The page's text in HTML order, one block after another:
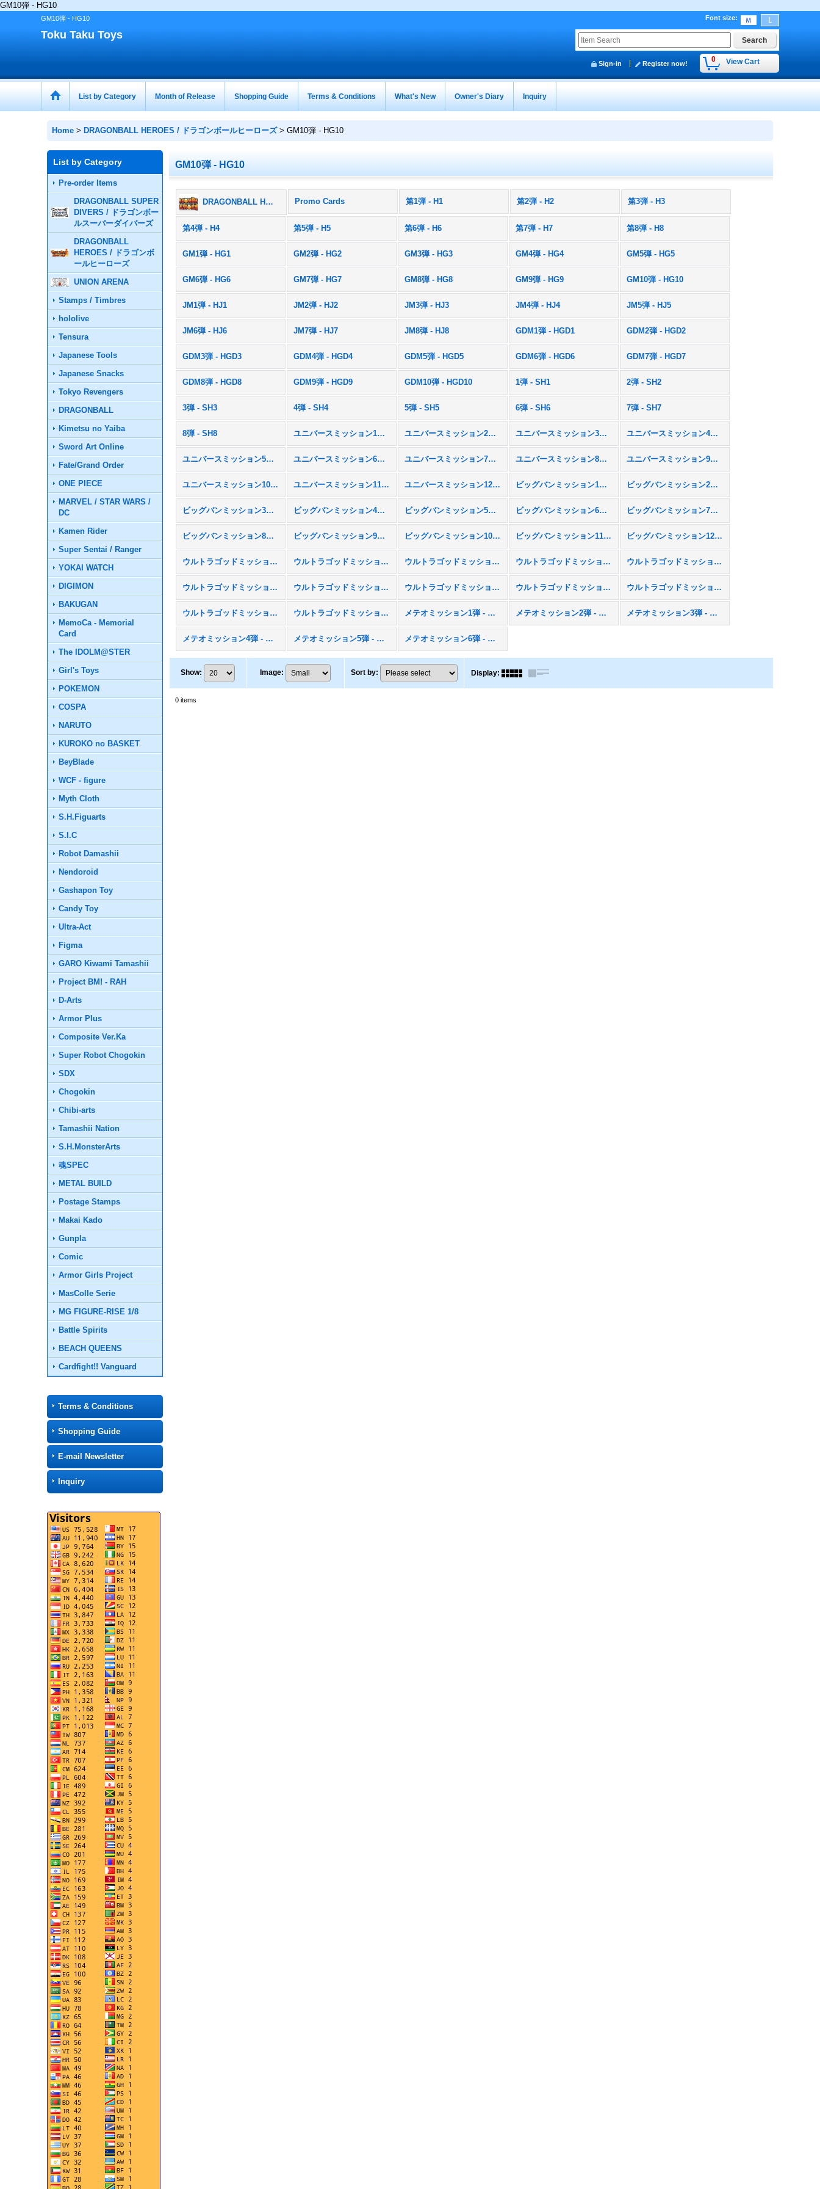
GM10弾 - HG10
GM10弾 - HG10 Font size:
Toku Taku Toys
0 View Cart
Sign-in Register now!
List by Category Month of Release Shopping Guide Terms & Conditions What's New Owner's Diary Inquiry
Home > DRAGONBALL HEROES / ドラゴンボールヒーローズ > GM10弾 - HG10
List by Category
Pre-order Items
DRAGONBALL SUPER
DIVERS / ドラゴンボー
ルスーパーダイバーズ
DRAGONBALL
HEROES / ドラゴンボ
ールヒーローズ
UNION ARENA
Stamps / Timbres
hololive
Tensura
Japanese Tools
Japanese Snacks
Tokyo Revengers
DRAGONBALL
Kimetsu no Yaiba
Sword Art Online
Fate/Grand Order
ONE PIECE
MARVEL / STAR WARS /
DC
Kamen Rider
Super Sentai / Ranger
YOKAI WATCH
DIGIMON
BAKUGAN
MemoCa - Memorial
Card
The IDOLM@STER
Girl's Toys
POKEMON
COSPA
NARUTO
KUROKO no BASKET
BeyBlade
WCF - figure
Myth Cloth
S.H.Figuarts
S.I.C
Robot Damashii
Nendoroid
Gashapon Toy
Candy Toy
Ultra-Act
Figma
GARO Kiwami Tamashii
Project BM! - RAH
D-Arts
Armor Plus
Composite Ver.Ka
Super Robot Chogokin
SDX
Chogokin
Chibi-arts
Tamashii Nation
S.H.MonsterArts
魂SPEC
METAL BUILD
Postage Stamps
Makai Kado
Gunpla
Comic
Armor Girls Project
MasColle Serie
MG FIGURE-RISE 1/8
Battle Spirits
BEACH QUEENS
Cardfight!! Vanguard
Terms & Conditions
Shopping Guide
E-mail Newsletter
Inquiry
GM10弾 - HG10
DRAGONBALL HEROES / ドラゴンボールヒーローズ (All Products) Promo Cards 第1弾 - H1 第2弾 - H2 第3弾 - H3
第4弾 - H4 第5弾 - H5 第6弾 - H6 第7弾 - H7 第8弾 - H8
GM1弾 - HG1 GM2弾 - HG2 GM3弾 - HG3 GM4弾 - HG4 GM5弾 - HG5
GM6弾 - HG6 GM7弾 - HG7 GM8弾 - HG8 GM9弾 - HG9 GM10弾 - HG10
JM1弾 - HJ1 JM2弾 - HJ2 JM3弾 - HJ3 JM4弾 - HJ4 JM5弾 - HJ5
JM6弾 - HJ6 JM7弾 - HJ7 JM8弾 - HJ8 GDM1弾 - HGD1 GDM2弾 - HGD2
GDM3弾 - HGD3 GDM4弾 - HGD4 GDM5弾 - HGD5 GDM6弾 - HGD6 GDM7弾 - HGD7
GDM8弾 - HGD8 GDM9弾 - HGD9 GDM10弾 - HGD10 1弾 - SH1 2弾 - SH2
3弾 - SH3 4弾 - SH4 5弾 - SH5 6弾 - SH6 7弾 - SH7
8弾 - SH8 ユニバースミッション1弾 - UM1 ユニバースミッション2弾 - UM2 ユニバースミッション3弾 - UM3 ユニバースミッション4弾 - UM4
ユニバースミッション5弾 - UM5 ユニバースミッション6弾 - UM6 ユニバースミッション7弾 - UM7 ユニバースミッション8弾 - UM8 ユニバースミッション9弾 - UM9
ユニバースミッション10弾 - UM10 ユニバースミッション11弾 - UM11 ユニバースミッション12弾 - UM12 ビッグバンミッション1弾 - BM1 ビッグバンミッション2弾 - BM2
ビッグバンミッション3弾 - BM3 ビッグバンミッション4弾 - BM4 ビッグバンミッション5弾 - BM5 ビッグバンミッション6弾 - BM6 ビッグバンミッション7弾 - BM7
ビッグバンミッション8弾 - BM8 ビッグバンミッション9弾 - BM9 ビッグバンミッション10弾 - BM10 ビッグバンミッション11弾 - BM11 ビッグバンミッション12弾 - BM12
ウルトラゴッドミッション1弾 - UGM1 ウルトラゴッドミッション2弾 - UGM2 ウルトラゴッドミッション3弾 - UGM3 ウルトラゴッドミッション4弾 - UGM4 ウルトラゴッドミッション5弾 - UGM5
ウルトラゴッドミッション6弾 - UGM6 ウルトラゴッドミッション7弾 - UGM7 ウルトラゴッドミッション8弾 - UGM8 ウルトラゴッドミッション9弾 - UGM9 ウルトラゴッドミッション10弾 - UGM10
ウルトラゴッドミッション11弾 - UGM11 ウルトラゴッドミッション12弾 - UGM12 メテオミッション1弾 - MM1 メテオミッション2弾 - MM2 メテオミッション3弾 - MM3
メテオミッション4弾 - MM4 メテオミッション5弾 - MM5 メテオミッション6弾 - MM6
Show: Image: Sort by: Display:
0 items